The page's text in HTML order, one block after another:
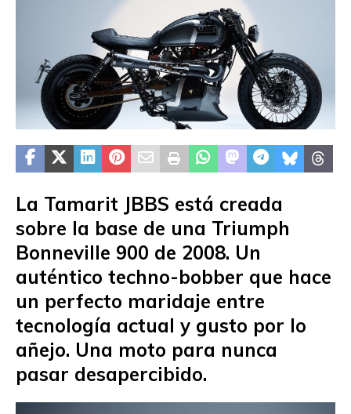
La Tamarit JBBS está creada
sobre la base de una Triumph
Bonneville 900 de 2008. Un
auténtico techno-bobber que hace
un perfecto maridaje entre
tecnología actual y gusto por lo
añejo. Una moto para nunca
pasar desapercibido.